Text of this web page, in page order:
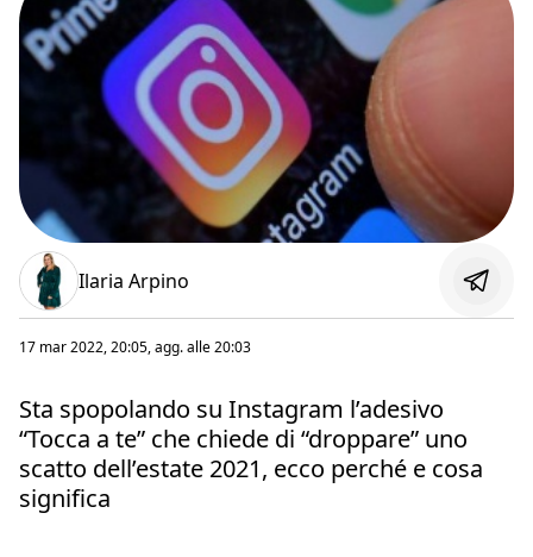
Ilaria Arpino
17 mar 2022, 20:05, agg. alle20:03
Sta spopolando su Instagram l’adesivo
“Tocca a te” che chiede di “droppare” uno
scatto dell’estate 2021, ecco perché e cosa
significa